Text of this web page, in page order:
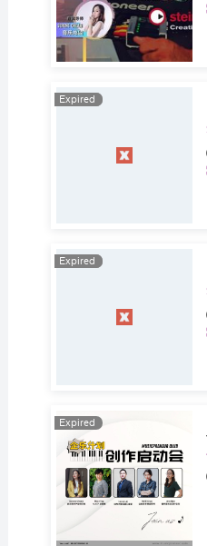
Expired
Expired
Expired
Expired
Expired